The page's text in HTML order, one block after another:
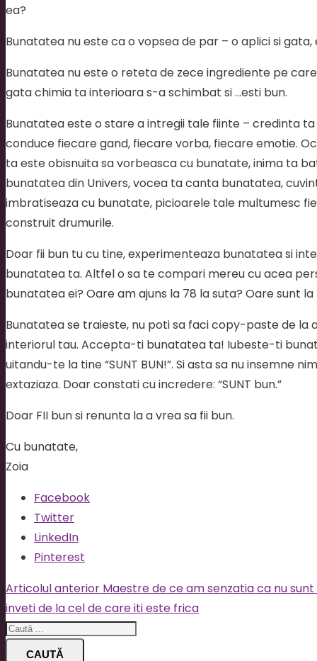
ea?
Bunatatea nu este ca o vopsea de par – o aplici si
Bunatatea nu este o reteta de zece ingrediente pe
gata chimia ta interioara s-a schimbat si …esti bun.
Bunatatea este o stare a intregii tale fiinte – credinta
conduce fiecare gand, fiecare vorba, fiecare emotie.
ta este obisnuita sa vorbeasca cu bunatate, inima ta
bunatatea din Univers, vocea ta canta bunatatea,
imbratiseaza cu bunatate, picioarele tale multumesc
construit drumurile.
Doar fii bun tu cu tine, experimenteaza bunatatea si
bunatatea ta. Altfel o sa te compari mereu cu acea
bunatatea ei? Oare am ajuns la 78 la suta? Oare sunt
Bunatatea se traieste, nu poti sa faci copy-paste de
interiorul tau. Accepta-ti bunatatea ta! Iubeste-ti
uitandu-te la tine “SUNT BUN!”. Si asta sa nu insemne
extaziaza. Doar constati cu incredere: “SUNT bun.”
Doar FII bun si renunta la a vrea sa fii bun.
Cu bunatate,
Zoia
Facebook
Twitter
LinkedIn
Pinterest
Articolul anterior Maestre de ce am senzatia ca nu
inveti de la cel de care iti este frica
CAUTĂ